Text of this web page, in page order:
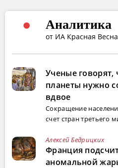
Аналитика
от ИА Красная Весна
Ученые говорят,
планеты нужно
вдвое
Сокращение
счет стран третьего
Алексей Бедрицких
Франция
аномальной